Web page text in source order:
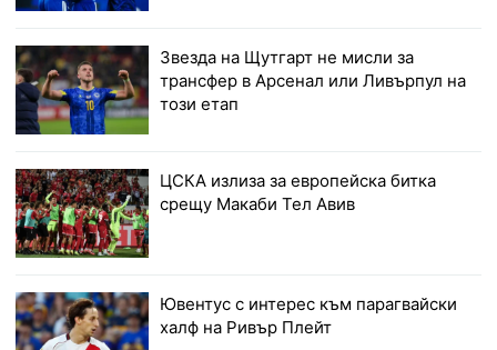
Звезда на Щутгарт не мисли за
трансфер в Арсенал или Ливърпул на
този етап
ЦСКА излиза за европейска битка
срещу Макаби Тел Авив
Ювентус с интерес към парагвайски
халф на Ривър Плейт